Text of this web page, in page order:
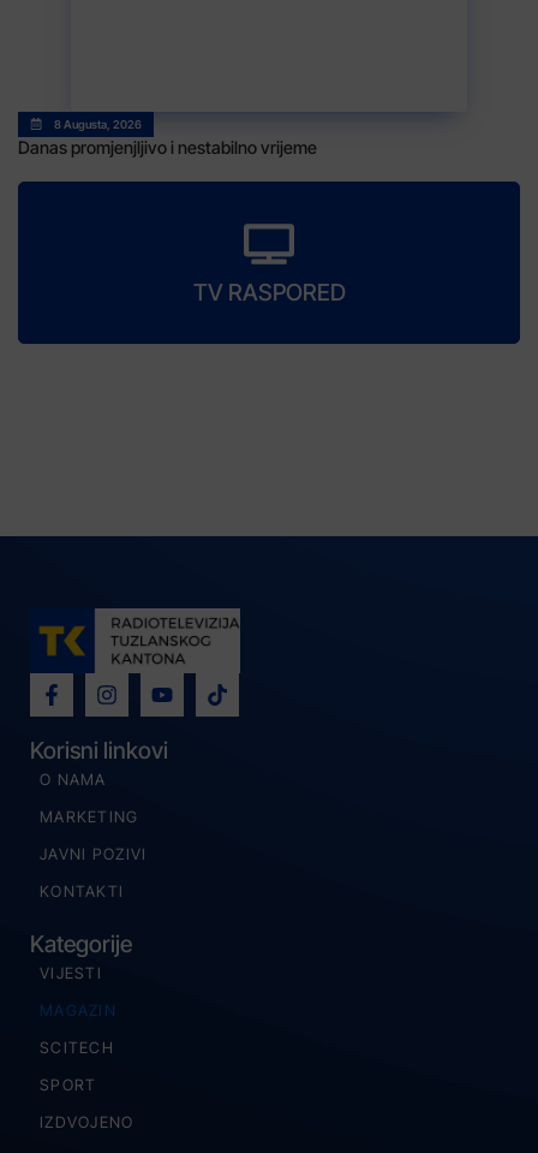
8 Augusta, 2026
Danas promjenjljivo i nestabilno vrijeme
TV RASPORED
Korisni linkovi
O NAMA
MARKETING
JAVNI POZIVI
KONTAKTI
Kategorije
VIJESTI
MAGAZIN
SCITECH
SPORT
IZDVOJENO